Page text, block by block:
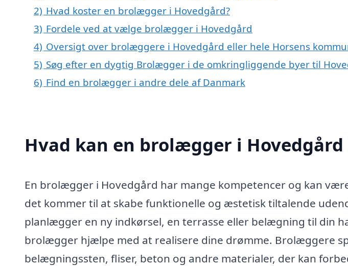
2) Hvad koster en brolægger i Hovedgård?
3) Fordele ved at vælge brolægger i Hovedgård
4) Oversigt over brolæggere i Hovedgård eller hele Horsens
5) Søg efter en dygtig Brolægger i de omkringliggende byer til
6) Find en brolægger i andre dele af Danmark
Hvad kan en brolægger i
En brolægger i Hovedgård har mange kompetencer og kan
det kommer til at skabe funktionelle og æstetisk tiltalende
planlægger en ny indkørsel, en terrasse eller belægning til din
brolægger hjælpe med at realisere dine drømme. Brolæggere
belægningssten, fliser, beton og andre materialer, der kan